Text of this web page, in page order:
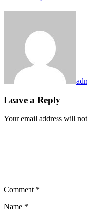
Leave a Reply
Your email address will
Comment *
Name *